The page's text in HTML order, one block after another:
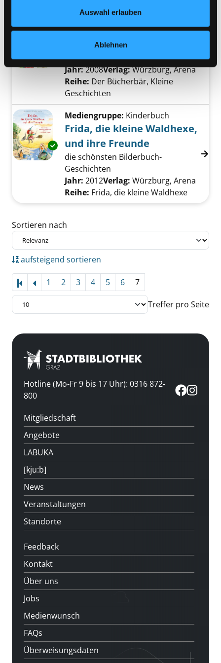
Auswahl erlauben
Ablehnen
Zauberfeengeschichten
mit Fragen zum Leseverständnis
Verfasser:Boge-Erli, NortrudSuche nach
Jahr:2008Verlag:Würzburg, Arena
Reihe: Der Bücherbär, Kleine
Geschichten
Exemplar-Details von Frida, die kleine
Mediengruppe: Kinderbuch
Frida, die kleine Waldhexe,
und ihre Freunde
die schönsten Bilderbuch-
Geschichten
Suche nach diesem Verfasser
Jahr: 2012Verlag: Würzburg, Arena
Reihe: Frida, die kleine Waldhexe
Zu den Suchfiltern springen
Sortieren nach
aufsteigend sortieren
1 2 3 4 5 6 7
Treffer pro Seite
Hotline (Mo-Fr 9 bis 17 Uhr): 0316 872-
800
Mitgliedschaft
Angebote
LABUKA
[kju:b]
News
Veranstaltungen
Standorte
Feedback
Kontakt
Über uns
Jobs
Medienwunsch
FAQs
Überweisungsdaten